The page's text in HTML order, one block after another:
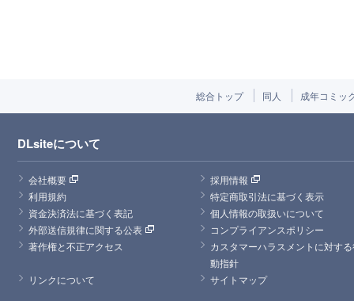
総合トップ 同人 成年コミッ
DLsiteについて
会社概要
採用情報
利用規約
特定商取引法に基づく表示
資金決済法に基づく表記
個人情報の取扱いについて
外部送信規律に関する公表
コンプライアンスポリシー
著作権と不正アクセス
カスタマーハラスメントに対す
動指針
リンクについて
サイトマップ